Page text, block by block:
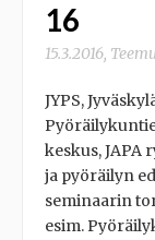
16
15.3.2016,
JYPS,
keskus, JAPA
ja pyöräilyn
seminaarin
esim.